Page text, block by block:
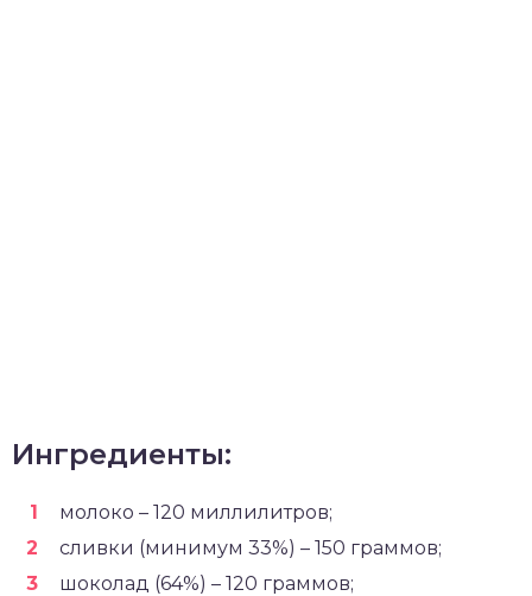
Ингредиенты:
молоко – 120 миллилитров;
сливки (минимум 33%) – 150 граммов;
шоколад (64%) – 120 граммов;